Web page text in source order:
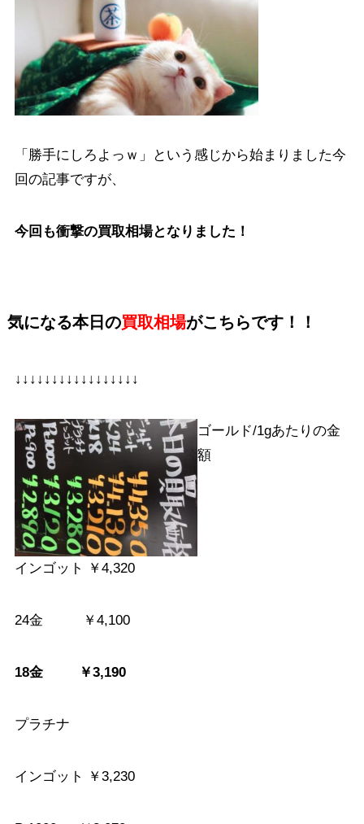
「勝手にしろよっｗ」という感じから始まりました今
回の記事ですが、
今回も衝撃の買取相場となりました！
気になる本日の買取相場がこちらです！！
↓↓↓↓↓↓↓↓↓↓↓↓↓↓↓↓↓
ゴールド/1gあたりの金
額
インゴット ￥4,320
24金 ￥4,100
18金 ￥3,190
プラチナ
インゴット ￥3,230